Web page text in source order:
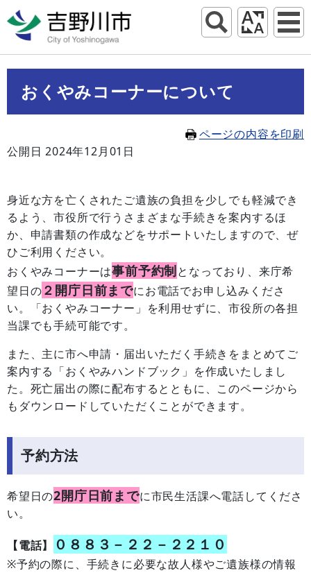
おくやみコーナーについて
ページの内容を印刷
公開日 2024年12月01日
身近な方を亡くされたご遺族の負担を少しでも軽減でき
るよう、市役所で行うさまざまな手続きを案内するほ
か、申請書類の作成などをサポートいたしますので、ぜ
ひご利用ください。
おくやみコーナーは事前予約制となっており、来庁希
望日の２開庁日前までにお電話でお申し込みくださ
い。「おくやみコーナー」を利用せずに、市役所の各担
当課でも手続可能です。
また、主に市へ申請・届出いただく手続きをまとめてご
案内する「おくやみハンドブック」を作成いたしまし
た。死亡届出の際に配布するとともに、このページから
もダウンロードしていただくことができます。
予約方法
希望日の2開庁日前までに市民生活課へ電話してくださ
い。
【電話】 ０８８３－２２－２２１０
※予約の際に、手続きに必要な故人様やご遺族様の情報